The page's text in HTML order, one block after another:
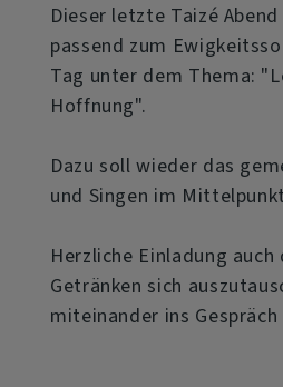
Dieser letzte Taizé
passend zum
Tag unter dem Thema:
Hoffnung".
Dazu soll wieder das
und Singen im
Herzliche Einladung auch
Getränken sich
miteinander ins